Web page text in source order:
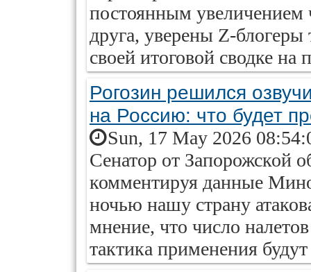
постоянным увеличением
друга, уверены Z-
своей итоговой сводке
Рогозин решился
на Россию: что будет
Sun, 17 May 2026
Сенатор от Запорожской
комментируя данные
ночью нашу страну
мнение, что число
тактика применения